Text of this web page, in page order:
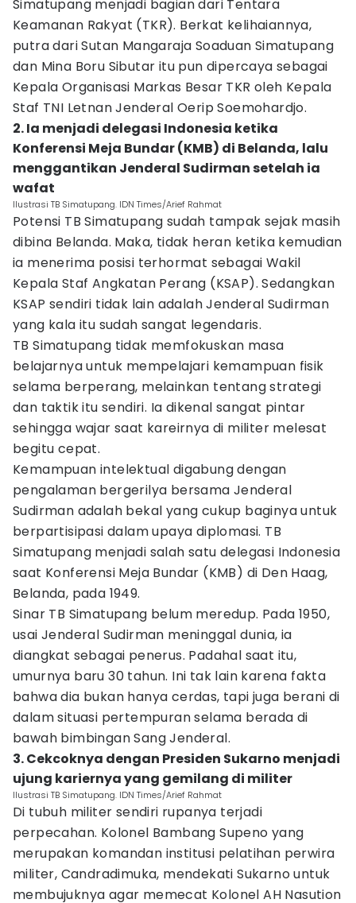
Simatupang menjadi bagian dari Tentara
Keamanan Rakyat (TKR). Berkat kelihaiannya,
putra dari Sutan Mangaraja Soaduan Simatupang
dan Mina Boru Sibutar itu pun dipercaya sebagai
Kepala Organisasi Markas Besar TKR oleh Kepala
Staf TNI Letnan Jenderal Oerip Soemohardjo.
2. Ia menjadi delegasi Indonesia ketika
Konferensi Meja Bundar (KMB) di Belanda, lalu
menggantikan Jenderal Sudirman setelah ia
wafat
Ilustrasi TB Simatupang. IDN Times/Arief Rahmat
Potensi TB Simatupang sudah tampak sejak masih
dibina Belanda. Maka, tidak heran ketika kemudian
ia menerima posisi terhormat sebagai Wakil
Kepala Staf Angkatan Perang (KSAP). Sedangkan
KSAP sendiri tidak lain adalah Jenderal Sudirman
yang kala itu sudah sangat legendaris.
TB Simatupang tidak memfokuskan masa
belajarnya untuk mempelajari kemampuan fisik
selama berperang, melainkan tentang strategi
dan taktik itu sendiri. Ia dikenal sangat pintar
sehingga wajar saat kareirnya di militer melesat
begitu cepat.
Kemampuan intelektual digabung dengan
pengalaman bergerilya bersama Jenderal
Sudirman adalah bekal yang cukup baginya untuk
berpartisipasi dalam upaya diplomasi. TB
Simatupang menjadi salah satu delegasi Indonesia
saat Konferensi Meja Bundar (KMB) di Den Haag,
Belanda, pada 1949.
Sinar TB Simatupang belum meredup. Pada 1950,
usai Jenderal Sudirman meninggal dunia, ia
diangkat sebagai penerus. Padahal saat itu,
umurnya baru 30 tahun. Ini tak lain karena fakta
bahwa dia bukan hanya cerdas, tapi juga berani di
dalam situasi pertempuran selama berada di
bawah bimbingan Sang Jenderal.
3. Cekcoknya dengan Presiden Sukarno menjadi
ujung kariernya yang gemilang di militer
Ilustrasi TB Simatupang. IDN Times/Arief Rahmat
Di tubuh militer sendiri rupanya terjadi
perpecahan. Kolonel Bambang Supeno yang
merupakan komandan institusi pelatihan perwira
militer, Candradimuka, mendekati Sukarno untuk
membujuknya agar memecat Kolonel AH Nasution